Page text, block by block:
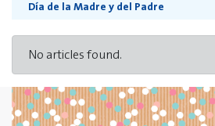
Día de la Madre y del Padre
No articles found.